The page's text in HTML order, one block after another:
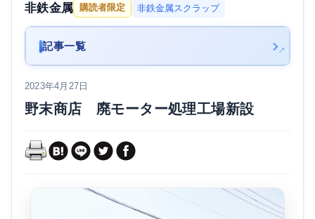
非鉄金属 購読者限定 非鉄金属スクラップ
記事一覧
2023年4月27日
野末商店 廃モーター処理工場新設